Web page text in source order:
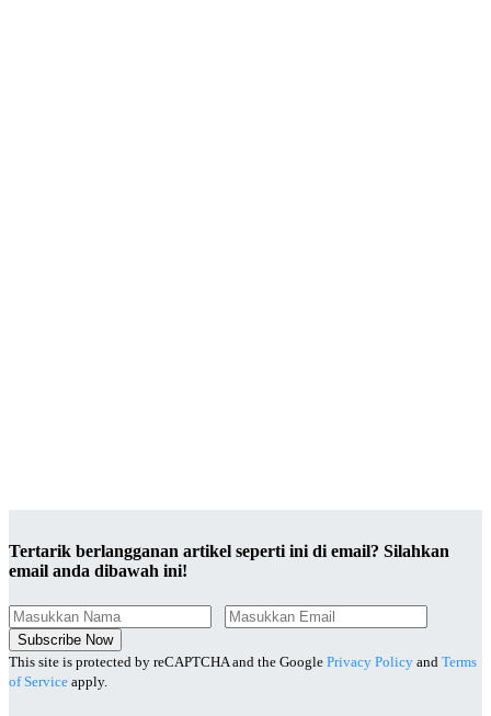
Tertarik berlangganan artikel seperti ini di email? Silahkan
email anda dibawah ini!
Subscribe Now
This site is protected by reCAPTCHA and the Google Privacy Policy and Terms
of Service apply.